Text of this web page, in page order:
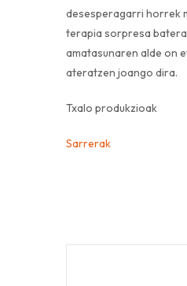
desesperagarri horrek
terapia sorpresa
amatasunaren alde on
ateratzen joango dira.
Txalo produkzioak
Sarrerak